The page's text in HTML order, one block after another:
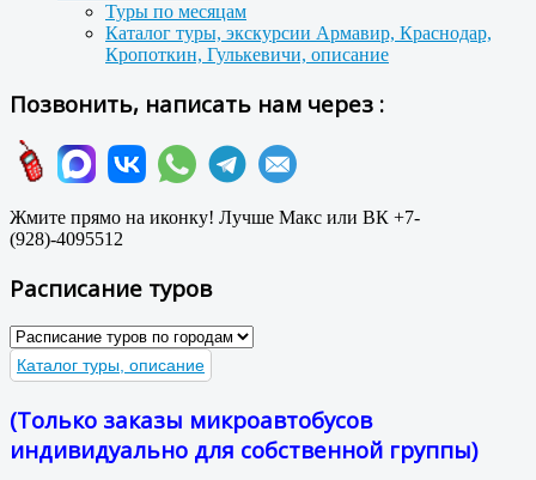
Туры по месяцам
Каталог туры, экскурсии Армавир, Краснодар,
Кропоткин, Гулькевичи, описание
Позвонить, написать нам через :
Жмите прямо на иконку! Лучше Макс или ВК +7-
(928)-4095512
Расписание туров
Каталог туры, описание
(Только заказы микроавтобусов
индивидуально для собственной группы)